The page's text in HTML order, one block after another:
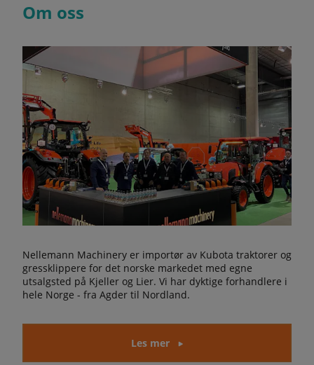
Om oss
Nellemann Machinery er importør av Kubota traktorer og
gressklippere for det norske markedet med egne
utsalgsted på Kjeller og Lier. Vi har dyktige forhandlere i
hele Norge - fra Agder til Nordland.
Les mer